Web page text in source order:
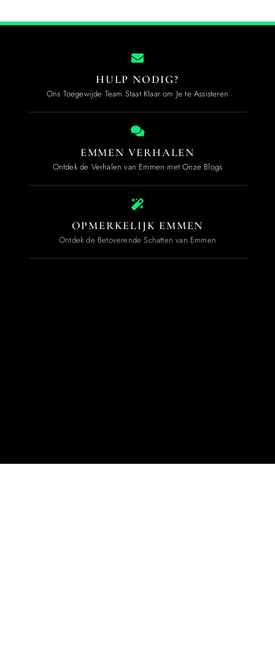
HULP NODIG?
Ons Toegewijde Team Staat Klaar om Je te Assisteren
EMMEN VERHALEN
Ontdek de Verhalen van Emmen met Onze Blogs
OPMERKELIJK EMMEN
Ontdek de Betoverende Schatten van Emmen